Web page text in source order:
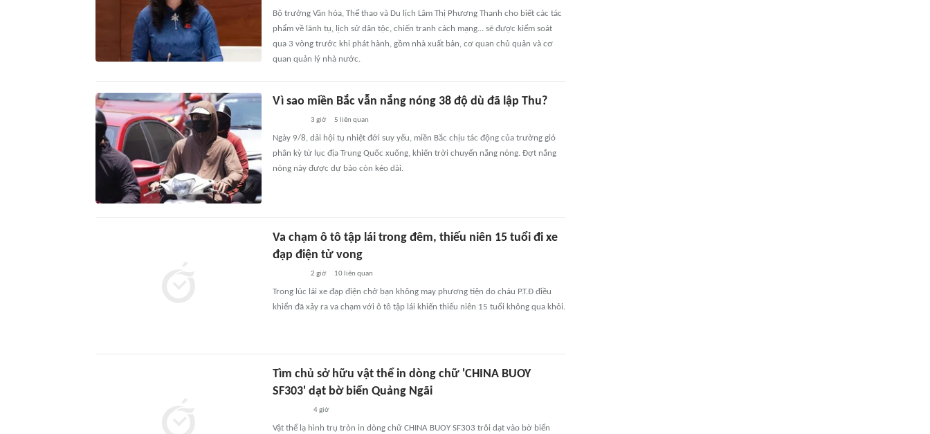
Bộ trưởng Văn hóa, Thể thao và Du lịch Lâm Thị Phương Thanh cho biết các tác
phẩm về lãnh tụ, lịch sử dân tộc, chiến tranh cách mạng... sẽ được kiểm soát
qua 3 vòng trước khi phát hành, gồm nhà xuất bản, cơ quan chủ quản và cơ
quan quản lý nhà nước.
Vì sao miền Bắc vẫn nắng nóng 38 độ dù đã lập Thu?
3 giờ 5 liên quan
Ngày 9/8, dải hội tụ nhiệt đới suy yếu, miền Bắc chịu tác động của trường gió
phân kỳ từ lục địa Trung Quốc xuống, khiến trời chuyển nắng nóng. Đợt nắng
nóng này được dự báo còn kéo dài.
Va chạm ô tô tập lái trong đêm, thiếu niên 15 tuổi đi xe
đạp điện tử vong
2 giờ 10liên quan
Trong lúc lái xe đạp điện chở bạn không may phương tiện do cháu P.T.Đ điều
khiển đã xảy ra va chạm với ô tô tập lái khiến thiếu niên 15 tuổi không qua khỏi.
Tìm chủ sở hữu vật thể in dòng chữ 'CHINA BUOY
SF303' dạt bờ biển Quảng Ngãi
4 giờ
Vật thể lạ hình trụ tròn in dòng chữ CHINA BUOY SF303 trôi dạt vào bờ biển